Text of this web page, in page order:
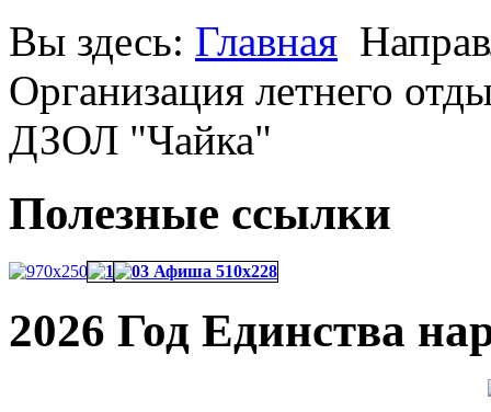
Вы здесь: Главная
Организация летнего
ДЗОЛ "Чайка"
Полезные ссылки
2026 Год Единства